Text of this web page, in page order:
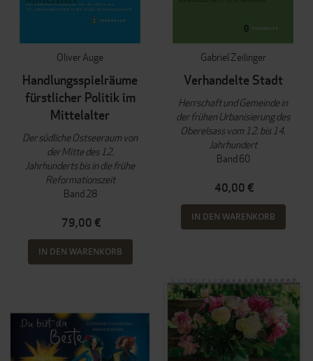
Oliver Auge
Handlungsspielräume
fürstlicher Politik im
Mittelalter
Der südliche Ostseeraum von
der Mitte des 12.
Jahrhunderts bis in die frühe
Reformationszeit
Band 28
79,00 €
IN DEN WARENKORB
Gabriel Zeilinger
Verhandelte Stadt
Herrschaft und Gemeinde in
der frühen Urbanisierung des
Oberelsass vom 12. bis 14.
Jahrhundert
Band 60
40,00 €
IN DEN WARENKORB